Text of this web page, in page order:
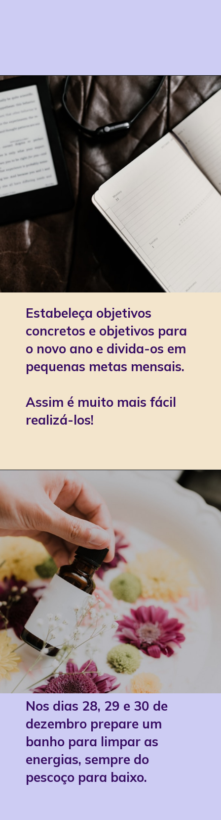
Opening https://www.instagram.com/p/CfEkb9-uMdf/
Estabeleça objetivos
concretos e objetivos para
o novo ano e divida-os em
pequenas metas mensais.
Assim é muito mais fácil
realizá-los!
Nos dias 28, 29 e 30 de
dezembro prepare um
banho para limpar as
energias, sempre do
pescoço para baixo.